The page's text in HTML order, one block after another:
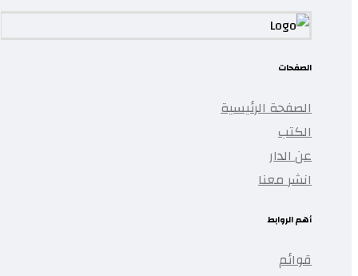
الصفحات
الصفحة الرئيسية
الكتب
عن الدار
انشر معنا
أهم الروابط
قوائم